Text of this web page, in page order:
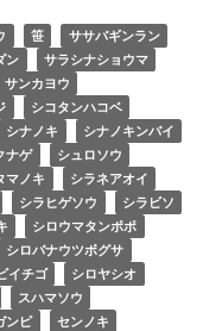
笹
ササバギンラン
ン
サラシナショウマ
サンカヨウ
シコタンハコベ
シナノキ
シナノキンバイ
ナゲ
シュロソウ
マノキ
シラネアオイ
シラヒゲソウ
シラビソ
シロウマタンポポ
シロバナウツボグサ
イチゴ
シロヤシオ
スハマソウ
ンピ
センノキ